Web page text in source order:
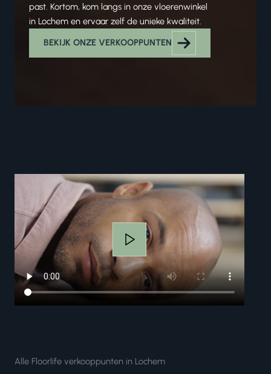
past. Kortom, kom langs in onze vloerenwinkel
in Lochem en ervaar zelf de unieke kwaliteit.
BEKIJK ONZE VERKOOPPUNTEN
Alle Floorlife verkooppunten in Lochem